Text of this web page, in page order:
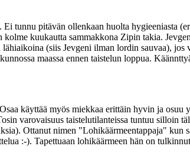
tunnu pitävän ollenkaan huolta hygieeniasta
kuukautta sammakkona Zipin takia.
(siis Jevgeni ilman lordin sauvaa),
maassa ennen taistelun loppua.
käyttää myös miekkaa erittäin hyvin ja
varovaisuus taistelutilanteissa tuntuu
Ottanut nimen "Lohikäärmeentappaja" kun
:-). Tapettuaan lohikäärmeen hän on